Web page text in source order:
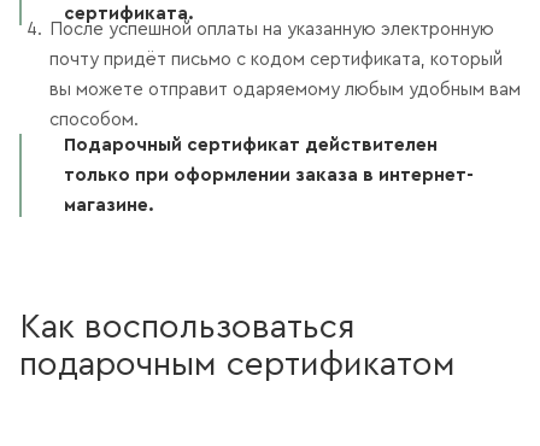
После успешной оплаты на указанную электронную
почту придёт письмо с кодом сертификата, который
вы можете отправит одаряемому любым удобным вам
способом.
сертификата.
Подарочный сертификат действителен
только при оформлении заказа в интернет-
магазине.
Как воспользоваться
подарочным сертификатом